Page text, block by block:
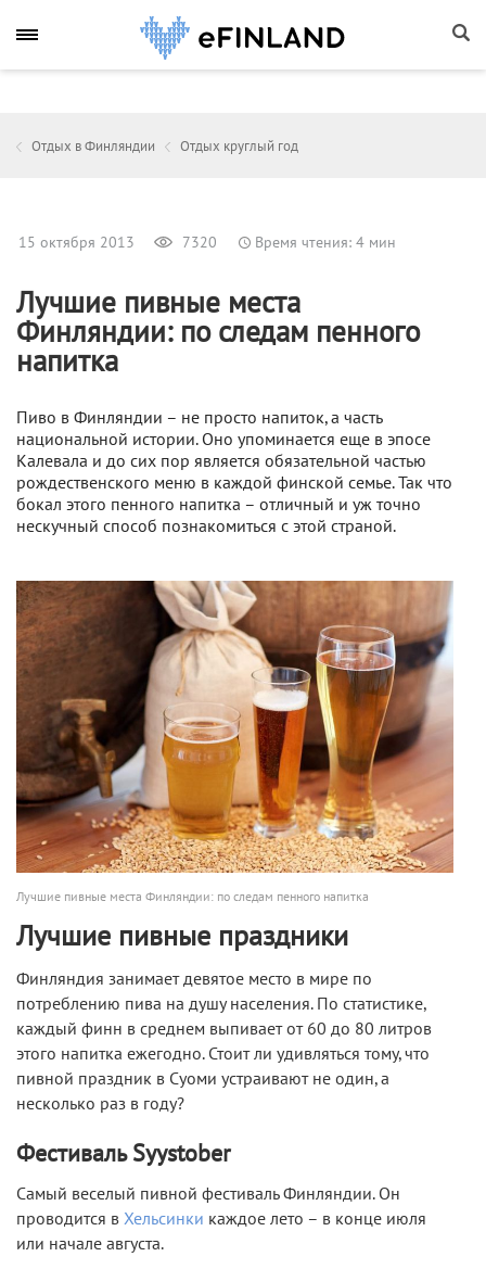
Отдых в Финляндии Отдых круглый год
15 октября 2013 7320 Время чтения: 4 мин
Лучшие пивные места
Финляндии: по следам пенного
напитка
Пиво в Финляндии – не просто напиток, а часть
национальной истории. Оно упоминается еще в эпосе
Калевала и до сих пор является обязательной частью
рождественского меню в каждой финской семье. Так что
бокал этого пенного напитка – отличный и уж точно
нескучный способ познакомиться с этой страной.
Лучшие пивные места Финляндии: по следам пенного напитка
Лучшие пивные праздники
Финляндия занимает девятое место в мире по
потреблению пива на душу населения. По статистике,
каждый финн в среднем выпивает от 60 до 80 литров
этого напитка ежегодно. Стоит ли удивляться тому, что
пивной праздник в Суоми устраивают не один, а
несколько раз в году?
Фестиваль Syystober
Самый веселый пивной фестиваль Финляндии. Он
проводится в Хельсинки каждое лето – в конце июля
или начале августа.